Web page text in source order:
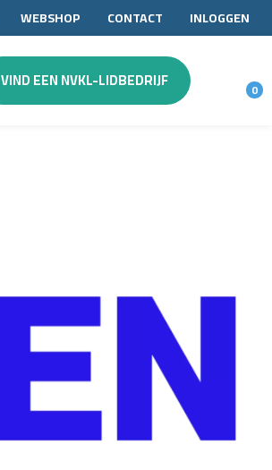
WEBSHOP CONTACT INLOGGEN
VIND EEN NVKL-LIDBEDRIJF 0